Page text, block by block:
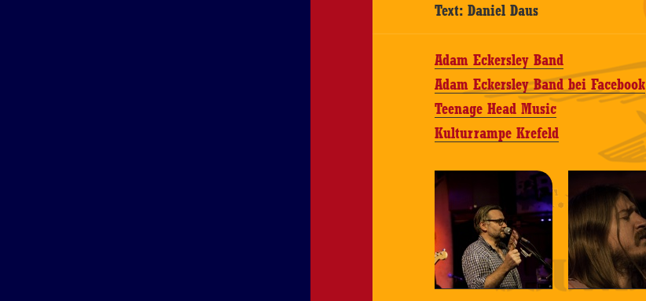
Text: Daniel Daus
Adam Eckersley Band
Adam Eckersley Band bei Facebook
Teenage Head Music
Kulturrampe Krefeld